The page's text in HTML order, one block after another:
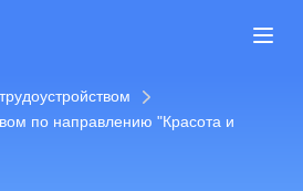
по направлению "Красота и